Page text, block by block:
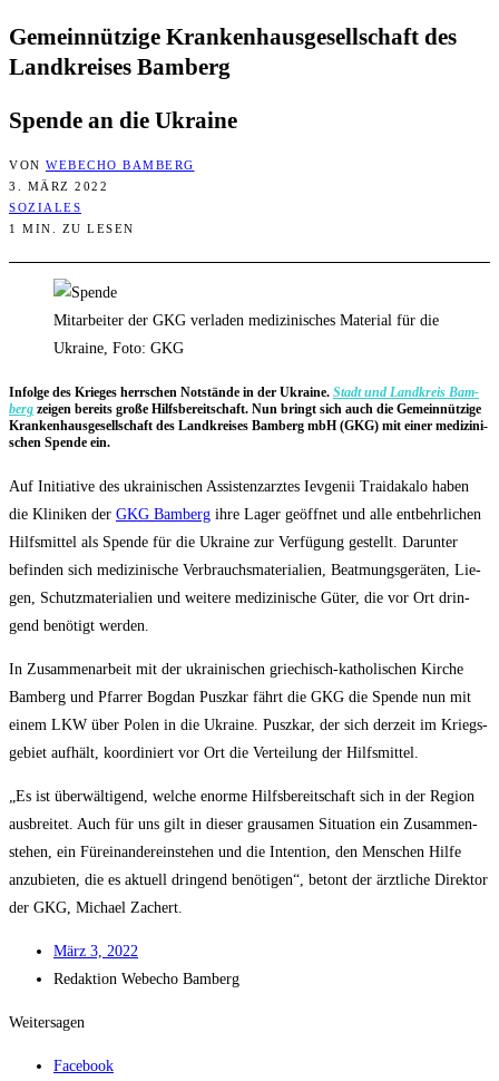
Gemein­nüt­zi­ge Kran­ken­haus­ge­sell­schaft des
Land­krei­ses Bamberg
Spen­de an die Ukraine
VON WEBECHO BAMBERG
3. MÄRZ 2022
SOZIALES
1 MIN. ZU LESEN
Mitarbeiter der GKG verladen medizinisches Material für die
Ukraine, Foto: GKG
Infol­ge des Krie­ges herr­schen Not­stän­de in der Ukrai­ne. Stadt und Land­kreis Bam­
berg zei­gen bereits gro­ße Hilfs­be­reit­schaft. Nun bringt sich auch die Gemein­nüt­zi­ge
Kran­ken­haus­ge­sell­schaft des Land­krei­ses Bam­berg mbH (GKG) mit einer medi­zi­ni­
schen Spen­de ein.
Auf Initia­ti­ve des ukrai­ni­schen Assis­tenz­arz­tes Iev­ge­nii Trai­da­ka­lo haben
die Kli­ni­ken der GKG Bam­berg ihre Lager geöff­net und alle ent­behr­li­chen
Hilfs­mit­tel als Spen­de für die Ukrai­ne zur Ver­fü­gung gestellt. Dar­un­ter
befin­den sich medi­zi­ni­sche Ver­brauchs­ma­te­ria­li­en, Beatmungs­ge­rä­ten, Lie­
gen, Schutz­ma­te­ria­li­en und wei­te­re medi­zi­ni­sche Güter, die vor Ort drin­
gend benö­tigt werden.
In Zusam­men­ar­beit mit der ukrai­ni­schen grie­chisch-katho­li­schen Kir­che
Bam­berg und Pfar­rer Bog­dan Puszkar fährt die GKG die Spen­de nun mit
einem LKW über Polen in die Ukrai­ne. Puszkar, der sich der­zeit im Kriegs­
ge­biet auf­hält, koor­di­niert vor Ort die Ver­tei­lung der Hilfsmittel.
„Es ist über­wäl­ti­gend, wel­che enor­me Hilfs­be­reit­schaft sich in der Regi­on
aus­brei­tet. Auch für uns gilt in die­ser grau­sa­men Situa­ti­on ein Zusam­men­
ste­hen, ein Für­ein­an­der­ein­ste­hen und die Inten­ti­on, den Men­schen Hil­fe
anzu­bie­ten, die es aktu­ell drin­gend benö­ti­gen“, betont der ärzt­li­che Direk­tor
der GKG, Micha­el Zachert.
März 3, 2022
Redak­ti­on Web­echo Bamberg
Weitersagen
Facebook